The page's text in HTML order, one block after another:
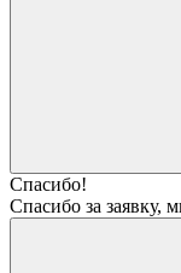
Спасибо!
Спасибо за заявку,